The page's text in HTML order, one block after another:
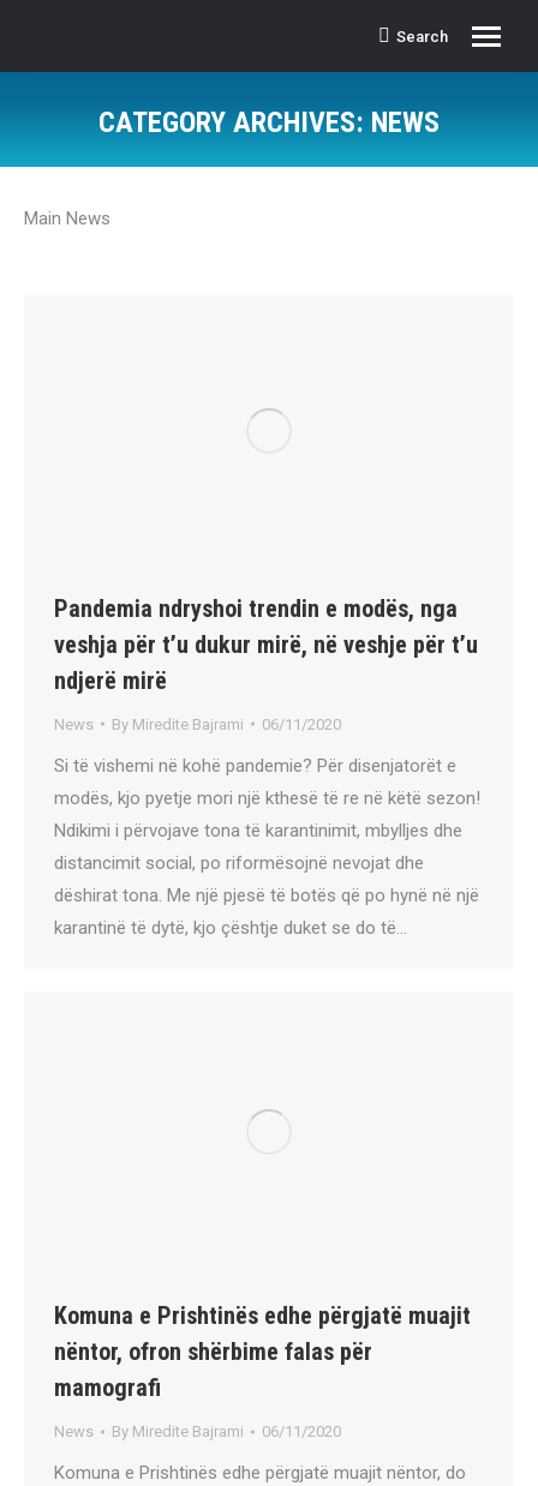
Search:
Search
CATEGORY ARCHIVES: NEWS
Main News
Pandemia ndryshoi trendin e modës, nga
veshja për t’u dukur mirë, në veshje për t’u
ndjerë mirë
News By Miredite Bajrami 06/11/2020
Si të vishemi në kohë pandemie? Për disenjatorët e
modës, kjo pyetje mori një kthesë të re në këtë sezon!
Ndikimi i përvojave tona të karantinimit, mbylljes dhe
distancimit social, po riformësojnë nevojat dhe
dëshirat tona. Me një pjesë të botës që po hynë në një
karantinë të dytë, kjo çështje duket se do të…
Komuna e Prishtinës edhe përgjatë muajit
nëntor, ofron shërbime falas për
mamografi
News By Miredite Bajrami 06/11/2020
Komuna e Prishtinës edhe përgjatë muajit nëntor, do